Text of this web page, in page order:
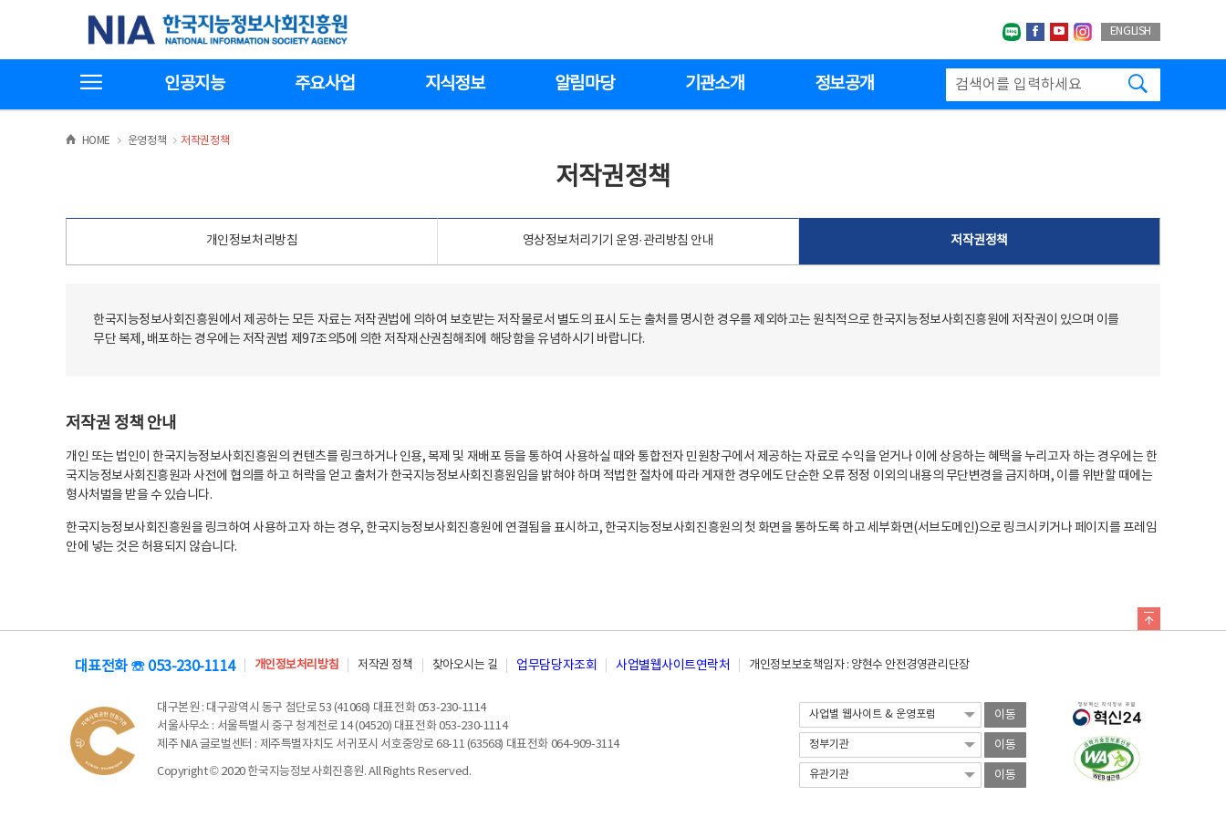
기
한국지능정보사회진흥원
네이버블로그
페이스북
유투브인스타그랩
ENGLISH
인공지능 주요사업 지식정보 알림마당 기관소개 정보공개
HOME >운영정책 >
저작권정책
저작권정책
개인정보처리방침 영상정보처리기기 운영·관리방침 안내 저작권정책
한국지능정보사회진흥원에서 제공하는 모든 자료는 저작권법에 의하여 보호받는 저작물로서 별도의 표시 도는 출처를 명시한 경우를 제외하고는 원칙적으로 한국지능정보사회진흥원에 저작권이 있으며 이를
무단 복제, 배포하는 경우에는 저작권법 제97조의5에 의한 저작재산권침해죄에 해당함을 유념하시기 바랍니다.
저작권 정책 안내
개인 또는 법인이 한국지능정보사회진흥원의 컨텐츠를 링크하거나 인용, 복제 및 재배포 등을 통하여 사용하실 때와 통합전자 민원창구에서 제공하는 자료로 수익을 얻거나 이에 상응하는 혜택을 누리고자 하는 경우에는 한
국지능정보사회진흥원과 사전에 협의를 하고 허락을 얻고 출처가 한국지능정보사회진흥원임을 밝혀야 하며 적법한 절차에 따라 게재한 경우에도 단순한 오류 정정 이외의 내용의 무단변경을 금지하며, 이를 위반할 때에는
형사처벌을 받을 수 있습니다.
한국지능정보사회진흥원을 링크하여 사용하고자 하는 경우, 한국지능정보사회진흥원에 연결됨을 표시하고, 한국지능정보사회진흥원의 첫 화면을 통하도록 하고 세부화면(서브도메인)으로 링크시키거나 페이지를 프레임
안에 넣는 것은 허용되지 않습니다.
대표전화 ☏ 053-230-1114 개인정보처리방침 저작권 정책 찾아오시는 길 업무담당자조회 사업별웹사이트연락처 개인정보보호책임자 : 양현수 안전경영관리단장
대구본원 : 대구광역시 동구 첨단로 53 (41068) 대표전화 053-230-1114
서울사무소 : 서울특별시 중구 청계천로 14 (04520) 대표전화 053-230-1114
제주 NIA 글로벌센터 : 제주특별자치도 서귀포시 서호중앙로 68-11 (63568) 대표전화 064-909-3114
Copyright © 2020 한국지능정보사회진흥원. All Rights Reserved.
이동
이동
이동